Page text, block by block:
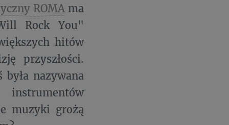
ROMA ma
Rock You"
hitów
przyszłości.
nazywana
instrumentów
muzyki grożą